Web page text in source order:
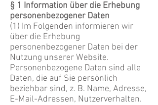
§ 1 Information über die Erhebung
personenbezogener Daten
(1) Im Folgenden informieren wir
über die Erhebung
personenbezogener Daten bei der
Nutzung unserer Website.
Personenbezogene Daten sind alle
Daten, die auf Sie persönlich
beziehbar sind, z. B. Name, Adresse,
E-Mail-Adressen, Nutzerverhalten.